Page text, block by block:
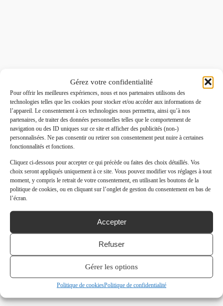
Gérez votre confidentialité
Pour offrir les meilleures expériences, nous et nos partenaires utilisons des
technologies telles que les cookies pour stocker et/ou accéder aux informations de
l’appareil. Le consentement à ces technologies nous permettra, ainsi qu’à nos
partenaires, de traiter des données personnelles telles que le comportement de
navigation ou des ID uniques sur ce site et afficher des publicités (non-)
personnalisées. Ne pas consentir ou retirer son consentement peut nuire à certaines
fonctionnalités et fonctions.
Cliquez ci-dessous pour accepter ce qui précède ou faites des choix détaillés. Vos
choix seront appliqués uniquement à ce site. Vous pouvez modifier vos réglages à tout
moment, y compris le retrait de votre consentement, en utilisant les boutons de la
politique de cookies, ou en cliquant sur l’onglet de gestion du consentement en bas de
l’écran.
Accepter
Refuser
Gérer les options
Politique de cookiesPolitique de confidentialité